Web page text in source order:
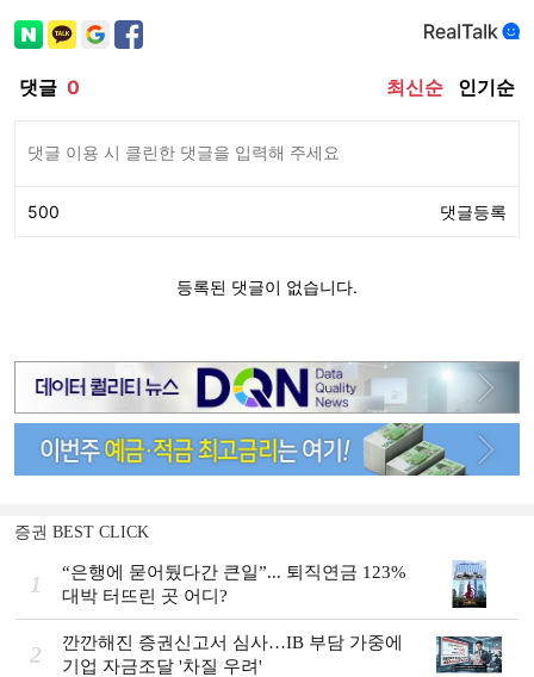
증권 BEST CLICK
1
“은행에 묻어뒀다간 큰일”... 퇴직연금 123%
대박 터뜨린 곳 어디?
2
깐깐해진 증권신고서 심사…IB 부담 가중에
기업 자금조달 '차질 우려'